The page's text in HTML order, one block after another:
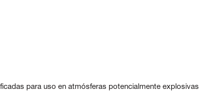
para uso en atmósferas potencialmente explosivas